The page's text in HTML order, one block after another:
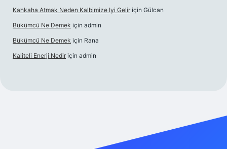
Kahkaha Atmak Neden Kalbimize Iyi Gelir için Gülcan
Bükümcü Ne Demek için admin
Bükümcü Ne Demek için Rana
Kaliteli Enerji Nedir için admin